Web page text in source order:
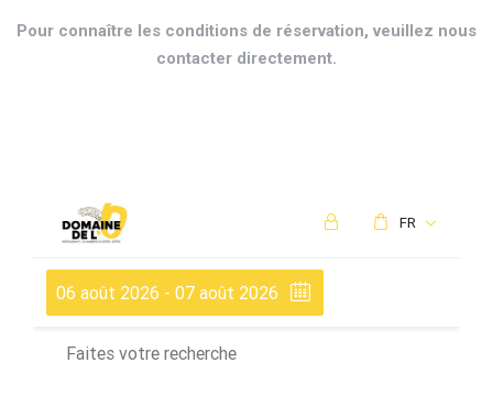
Pour connaître les conditions de réservation, veuillez nous
contacter directement.